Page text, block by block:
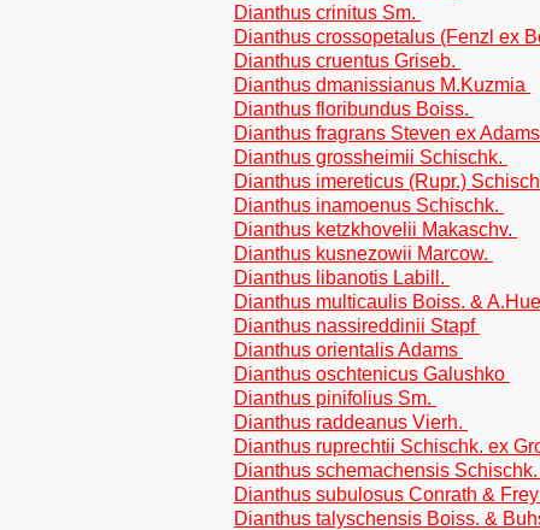
Dianthus crinitus Sm.
Dianthus crossopetalus (Fenzl ex
Dianthus cruentus Griseb.
Dianthus dmanissianus M.Kuzmia
Dianthus floribundus Boiss.
Dianthus fragrans Steven ex
Dianthus grossheimii Schischk.
Dianthus imereticus (Rupr.)
Dianthus inamoenus Schischk.
Dianthus ketzkhovelii Makaschv.
Dianthus kusnezowii Marcow.
Dianthus libanotis Labill.
Dianthus multicaulis Boiss. &
Dianthus nassireddinii Stapf
Dianthus orientalis Adams
Dianthus oschtenicus Galushko
Dianthus pinifolius Sm.
Dianthus raddeanus Vierh.
Dianthus ruprechtii Schischk. ex
Dianthus schemachensis
Dianthus subulosus Conrath &
Dianthus talyschensis Boiss. &